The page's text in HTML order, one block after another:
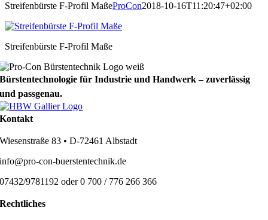
Streifenbürste F-Profil MaßeProCon2018-10-16T11:20:47+02:00
Streifenbürste F-Profil Maße
Bürstentechnologie für Industrie und Handwerk – zuverlässig
und passgenau.
Kontakt
Wiesenstraße 83 • D-72461 Albstadt
info@pro-con-buerstentechnik.de
07432/9781192 oder 0 700 / 776 266 366
Rechtliches